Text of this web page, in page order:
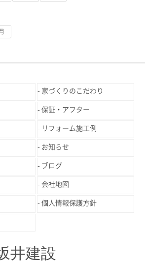
家づくりのこだわり
保証・アフター
リフォーム施工例
お知らせ
ブログ
会社地図
個人情報保護方針
井建設